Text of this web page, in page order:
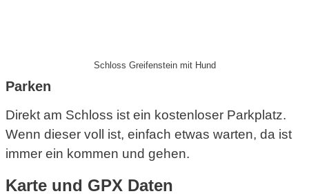
Schloss Greifenstein mit Hund
Parken
Direkt am Schloss ist ein kostenloser Parkplatz.
Wenn dieser voll ist, einfach etwas warten, da ist
immer ein kommen und gehen.
Karte und GPX Daten